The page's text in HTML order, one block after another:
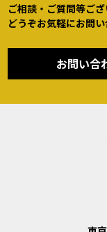
ご相談・ご質問等ござ
どうぞお気軽にお問い
お問い合